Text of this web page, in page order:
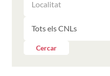
ELS
RESULTATS
LES
PER
LES
Cercar